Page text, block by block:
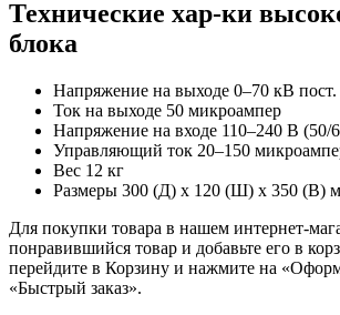
Технические хар-ки
блока
Напряжение на выходе 0–70 кВ пост.
Ток на выходе 50 микроампер
Напряжение на входе 110–240 В (50/
Управляющий ток 20–150
Вес 12 кг
Размеры 300 (Д) x 120 (Ш) x 350 (В)
Для покупки товара в нашем интернет-
понравившийся товар и добавьте его в
перейдите в Корзину и нажмите на
«Быстрый заказ».